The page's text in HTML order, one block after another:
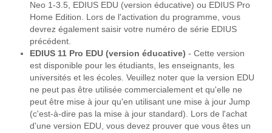
Neo 1-3.5, EDIUS EDU (version éducative) ou EDIUS Pro
Home Edition. Lors de l'activation du programme, vous
devrez également saisir votre numéro de série EDIUS
précédent.
EDIUS 11 Pro EDU (version éducative) - Cette version
est disponible pour les étudiants, les enseignants, les
universités et les écoles. Veuillez noter que la version EDU
ne peut pas être utilisée commercialement et qu'elle ne
peut être mise à jour qu'en utilisant une mise à jour Jump
(c'est-à-dire pas la mise à jour standard). Lors de l'achat
d'une version EDU, vous devez prouver que vous êtes un